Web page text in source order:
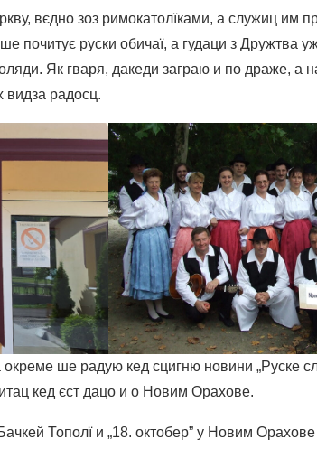
вєдно зоз римокатолїками, а служиц им
почитує руски обичаї, а гудаци з Дружтва
Як гваря, дакеди заграю и по драже, а
видза радосц.
ше радую кед сцигню новини „Руске
кед єст дацо и о Новим Орахове.
Тополї и „18. октобер” у Новим